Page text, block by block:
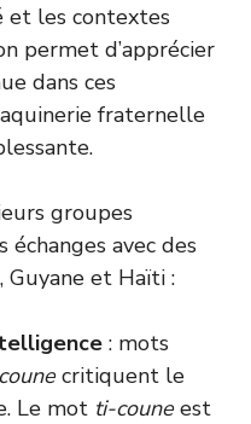
les contextes
permet d’apprécier
dans ces
fraternelle
groupes
échanges avec des
Guyane et Haïti :
: mots
critiquent le
Le mot ti-couneest